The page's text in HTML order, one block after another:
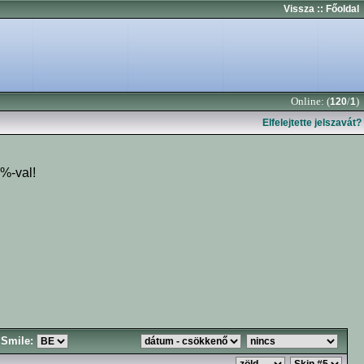
Vissza :: Főoldal
Online: (120/1)
Elfelejtette jelszavát?
val!
Smile: